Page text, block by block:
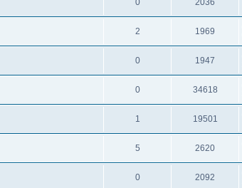
0 2036
2 1969
0 1947
0 34618
1 19501
5 2620
0 2092